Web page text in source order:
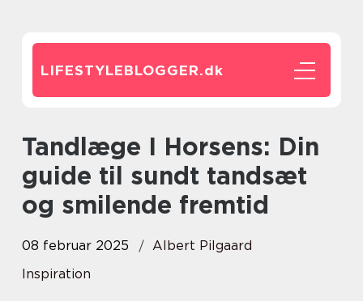
LIFESTYLEBLOGGER.dk
Tandlæge I Horsens: Din
guide til sundt tandsæt
og smilende fremtid
08 februar 2025
Albert Pilgaard
Inspiration